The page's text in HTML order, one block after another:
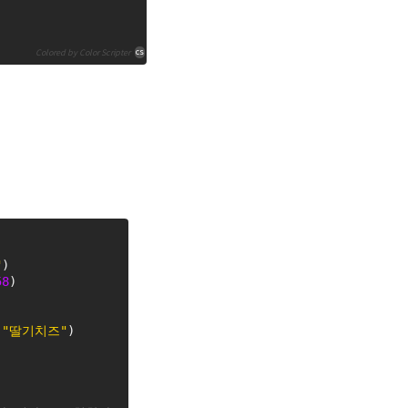
Colored by Color Scripter cs
)
)
"딸기치즈")